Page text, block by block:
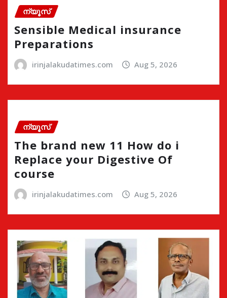
ന്യൂസ്
Sensible Medical insurance
Preparations
irinjalakudatimes.com Aug 5, 2026
ന്യൂസ്
The brand new 11 How do i
Replace your Digestive Of
course
irinjalakudatimes.com Aug 5, 2026